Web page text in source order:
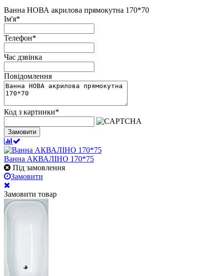
Ванна НОВА акрилова прямокутна 170*70
Ім'я*
Телефон*
Час дзвінка
Повідомлення
Код з картинки*
Замовити
Ванна АКВАЛІНО 170*75
Під замовлення
Замовити
Замовити товар